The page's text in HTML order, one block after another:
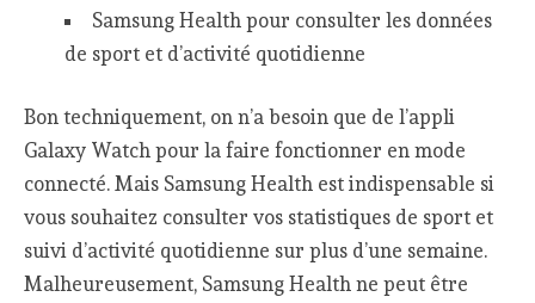
Samsung Health pour consulter les données
de sport et d’activité quotidienne
Bon techniquement, on n’a besoin que de l’appli
Galaxy Watch pour la faire fonctionner en mode
connecté. Mais Samsung Health est indispensable si
vous souhaitez consulter vos statistiques de sport et
suivi d’activité quotidienne sur plus d’une semaine.
Malheureusement, Samsung Health ne peut être